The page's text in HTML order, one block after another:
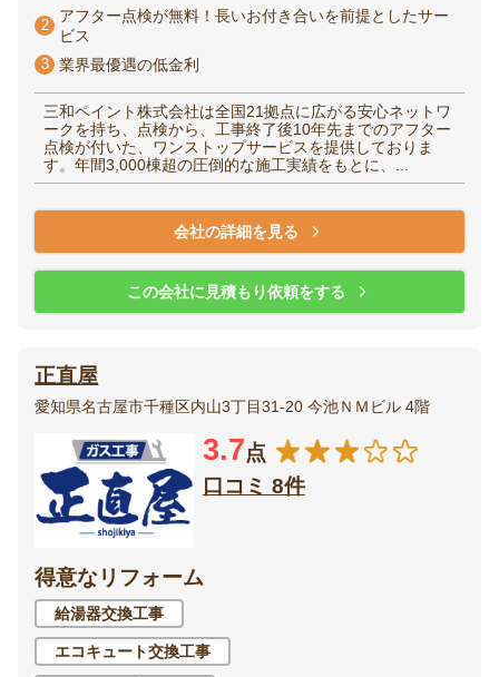
2
アフター点検が無料！長いお付き合いを前提としたサー
ビス
3 業界最優遇の低金利
三和ペイント株式会社は全国21拠点に広がる安心ネットワ
ークを持ち、点検から、工事終了後10年先までのアフター
点検が付いた、ワンストップサービスを提供しておりま
す。年間3,000棟超の圧倒的な施工実績をもとに、...
会社の詳細を見る
この会社に見積もり依頼をする
正直屋
愛知県名古屋市千種区内山3丁目31-20 今池ＮＭビル 4階
3.7点
口コミ 8件
得意なリフォーム
給湯器交換工事
エコキュート交換工事